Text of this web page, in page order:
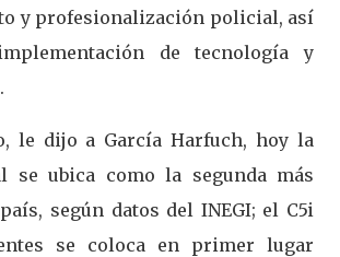
y profesionalización policial, así
de tecnología y
le dijo a García Harfuch, hoy la
se ubica como la segunda más
según datos del INEGI; el C5i
se coloca en primer lugar